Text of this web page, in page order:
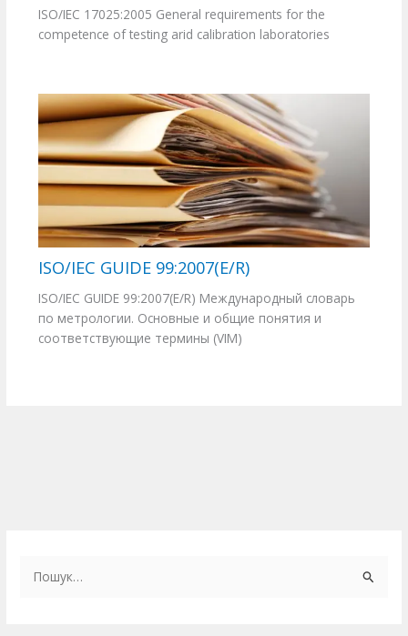
ISO/IEC 17025:2005 General requirements for the
competence of testing arid calibration laboratories
ISO/IEC GUIDE 99:2007(E/R)
ISO/IEC GUIDE 99:2007(E/R) Международный словарь
по метрологии. Основные и общие понятия и
соответствующие термины (VIM)